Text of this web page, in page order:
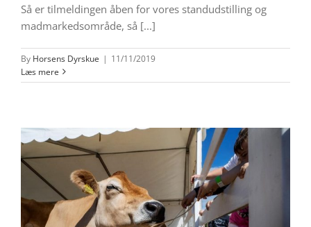
Så er tilmeldingen åben for vores standudstilling og
madmarkedsområde, så [...]
By Horsens Dyrskue | 11/11/2019
Læs mere